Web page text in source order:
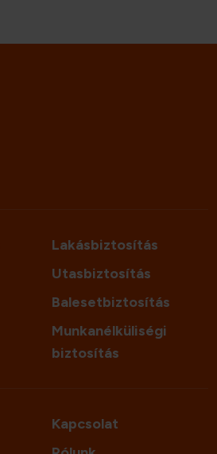
Lakásbiztosítás
Utasbiztosítás
Balesetbiztosítás
Munkanélküliségi
biztosítás
Kapcsolat